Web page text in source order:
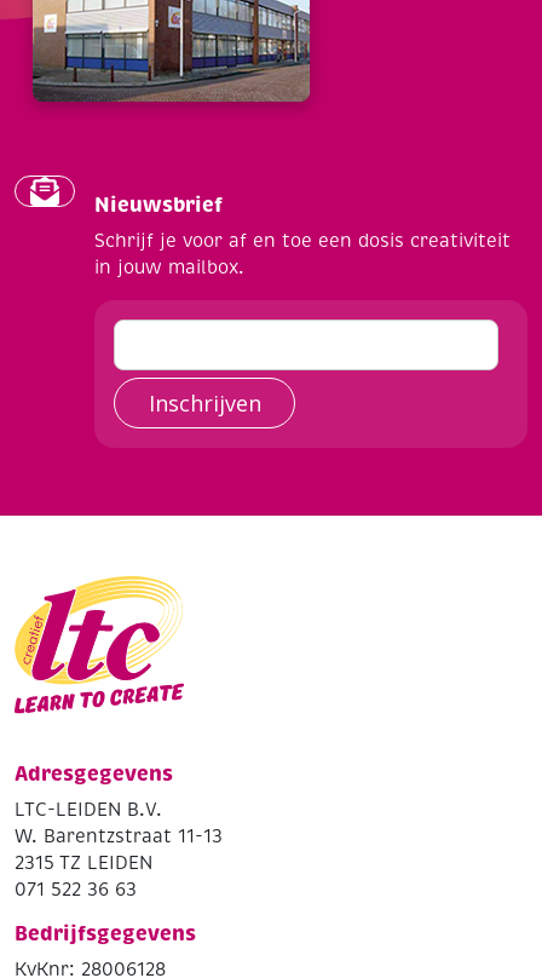
Nieuwsbrief
Schrijf je voor af en toe een dosis creativiteit
in jouw mailbox.
Inschrijven
Adresgegevens
LTC-LEIDEN B.V.
W. Barentzstraat 11-13
2315 TZ LEIDEN
071 522 36 63
Bedrijfsgegevens
KvKnr: 28006128